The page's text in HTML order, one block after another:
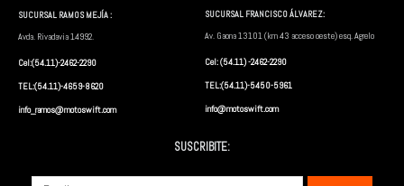
Baúl Lateral GIVI
Monokey System
Baúl Monoblock GIVI
Reflex 26 Litros
SUCURSAL RAMOS MEJÍA :
Avda. Rivadavia 14992.
Cel:(54.11)-2462-2290
TEL:(54.11)-4659-8620
info_ramos@motoswift.com
SUCURSAL FRANCISCO ÁLVAREZ:
Av. Gaona 13101 (km 43 acceso oeste) esq. Agrelo
Cel: (54.11) -2462-2290
TEL:(54.11)-5450-5961
info@motoswift.com
SUSCRIBITE:
Submit